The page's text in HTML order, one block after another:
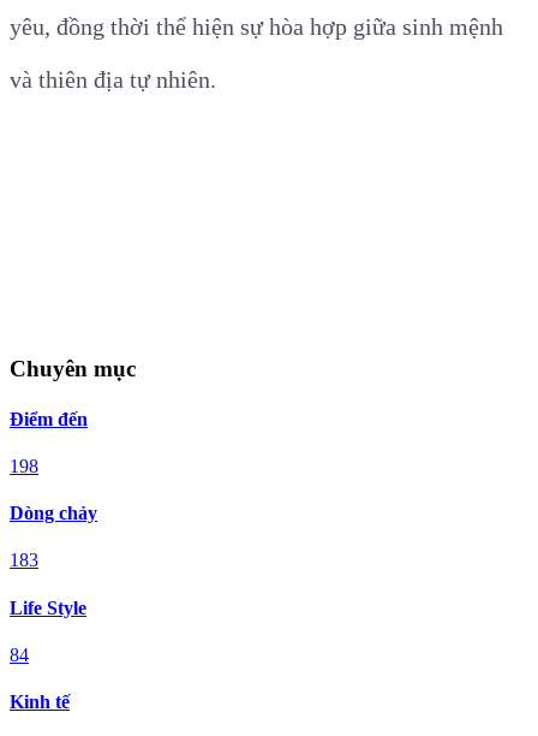
yêu, đồng thời thể hiện sự hòa hợp giữa sinh mệnh
và thiên địa tự nhiên.
Chuyên mục
Điểm đến
198
Dòng chảy
183
Life Style
84
Kinh tế